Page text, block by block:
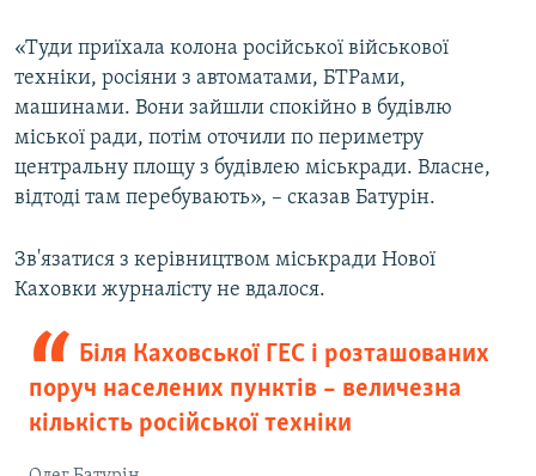
s
s
l
i
d
e
d
e
«Туди приїхала колона російської військової
техніки, росіяни з автоматами, БТРами,
машинами. Вони зайшли спокійно в будівлю
міської ради, потім оточили по периметру
центральну площу з будівлею міськради. Власне,
відтоді там перебувають», – сказав Батурін.
Зв'язатися з керівництвом міськради Нової
Каховки журналісту не вдалося.
Біля Каховської ГЕС і розташованих
поруч населених пунктів – величезна
кількість російської техніки